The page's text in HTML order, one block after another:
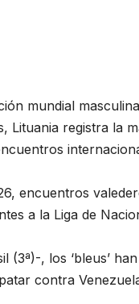
mundial
Lituania registra la
encuentros
a la Liga de
(3ª)-, los ‘bleus’ han
contra